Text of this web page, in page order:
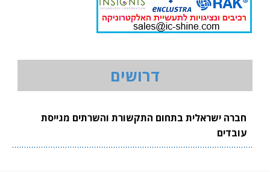
דרושים
חברה ישראלית בתחום התקשורת והשרתים מגייסת
עובדים